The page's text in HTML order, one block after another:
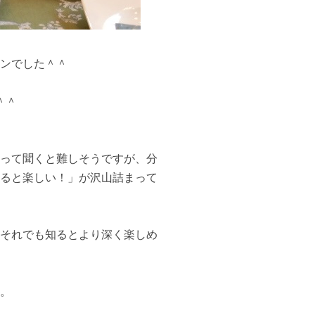
でした＾＾
＾
て聞くと難しそうですが、分
と楽しい！」が沢山詰まって
れでも知るとより深く楽しめ